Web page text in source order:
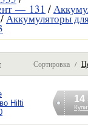
— 131 /
Аккумуляторы
Сортировка /
Hilti
14